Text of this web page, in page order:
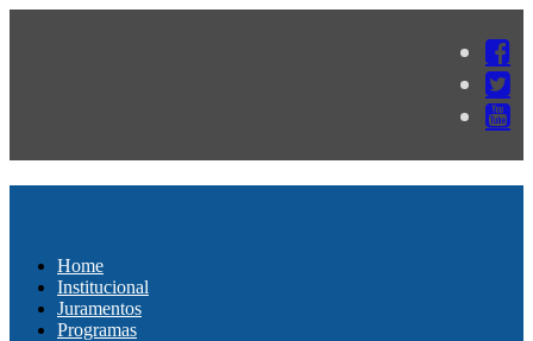
Home
Institucional
Juramentos
Programas